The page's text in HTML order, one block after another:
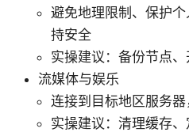
避免地理限制、保护
持安全
实操建议：备份节点
流媒体与娱乐
连接到目标地区服务
实操建议：清理缓存